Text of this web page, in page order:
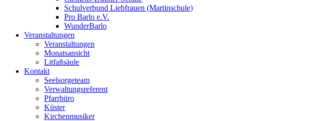
Schulverbund Liebfrauen (Martinschule)
Pro Barlo e.V.
WunderBarlo
Veranstaltungen
Veranstaltungen
Monatsansicht
Litfaßsäule
Kontakt
Seelsorgeteam
Verwaltungsreferent
Pfarrbüro
Küster
Kirchenmusiker